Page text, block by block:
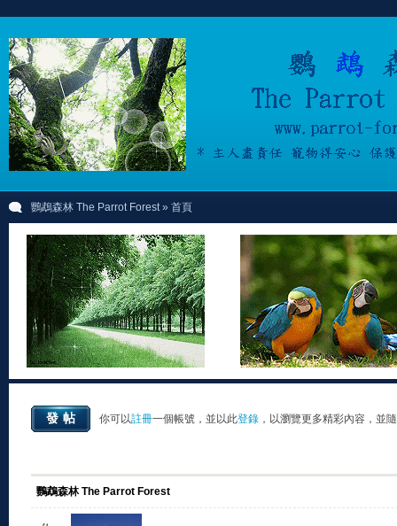
鸚鵡森林 The Parrot Forest» 首頁
發帖 你可以註冊一個帳號，並以此登錄 ，以瀏覽更多精彩內容，並
鸚鵡森林 The Parrot Forest